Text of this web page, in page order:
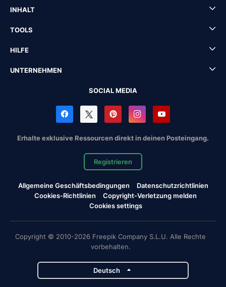
INHALT
TOOLS
HILFE
UNTERNEHMEN
SOCIAL MEDIA
Erhalte exklusive Ressourcen direkt in deinen Posteingang.
Registrieren
Allgemeine Geschäftsbedingungen
Datenschutzrichtlinien
Cookies-Richtlinien
Copyright-Verletzung melden
Cookies settings
Copyright © 2010-2026 Freepik Company S.L.U. Alle Rechte
vorbehalten.
Deutsch